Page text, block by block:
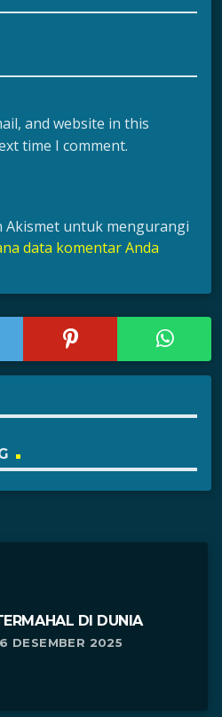
and website in this
time I comment.
Akismet untuk mengurangi
data komentar Anda
DI DUNIA
DESEMBER 2025